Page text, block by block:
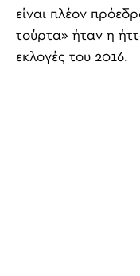
είναι πλέον
τούρτα» ήταν η
εκλογές του 2016.